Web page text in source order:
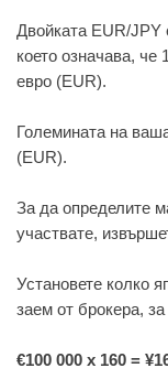
Двойката EUR/JPY
което означава, че
евро (EUR).
Големината на
(EUR).
За да определите
участвате,
Установете колко
заем от брокера,
€100 000 х 160 =